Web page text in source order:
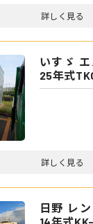
詳しく見る
いすゞ
25年式
詳しく見る
日野 レ